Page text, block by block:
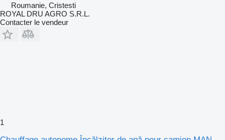
Roumanie, Cristesti
ROYAL DRU AGRO S.R.L.
Contacter le vendeur
1